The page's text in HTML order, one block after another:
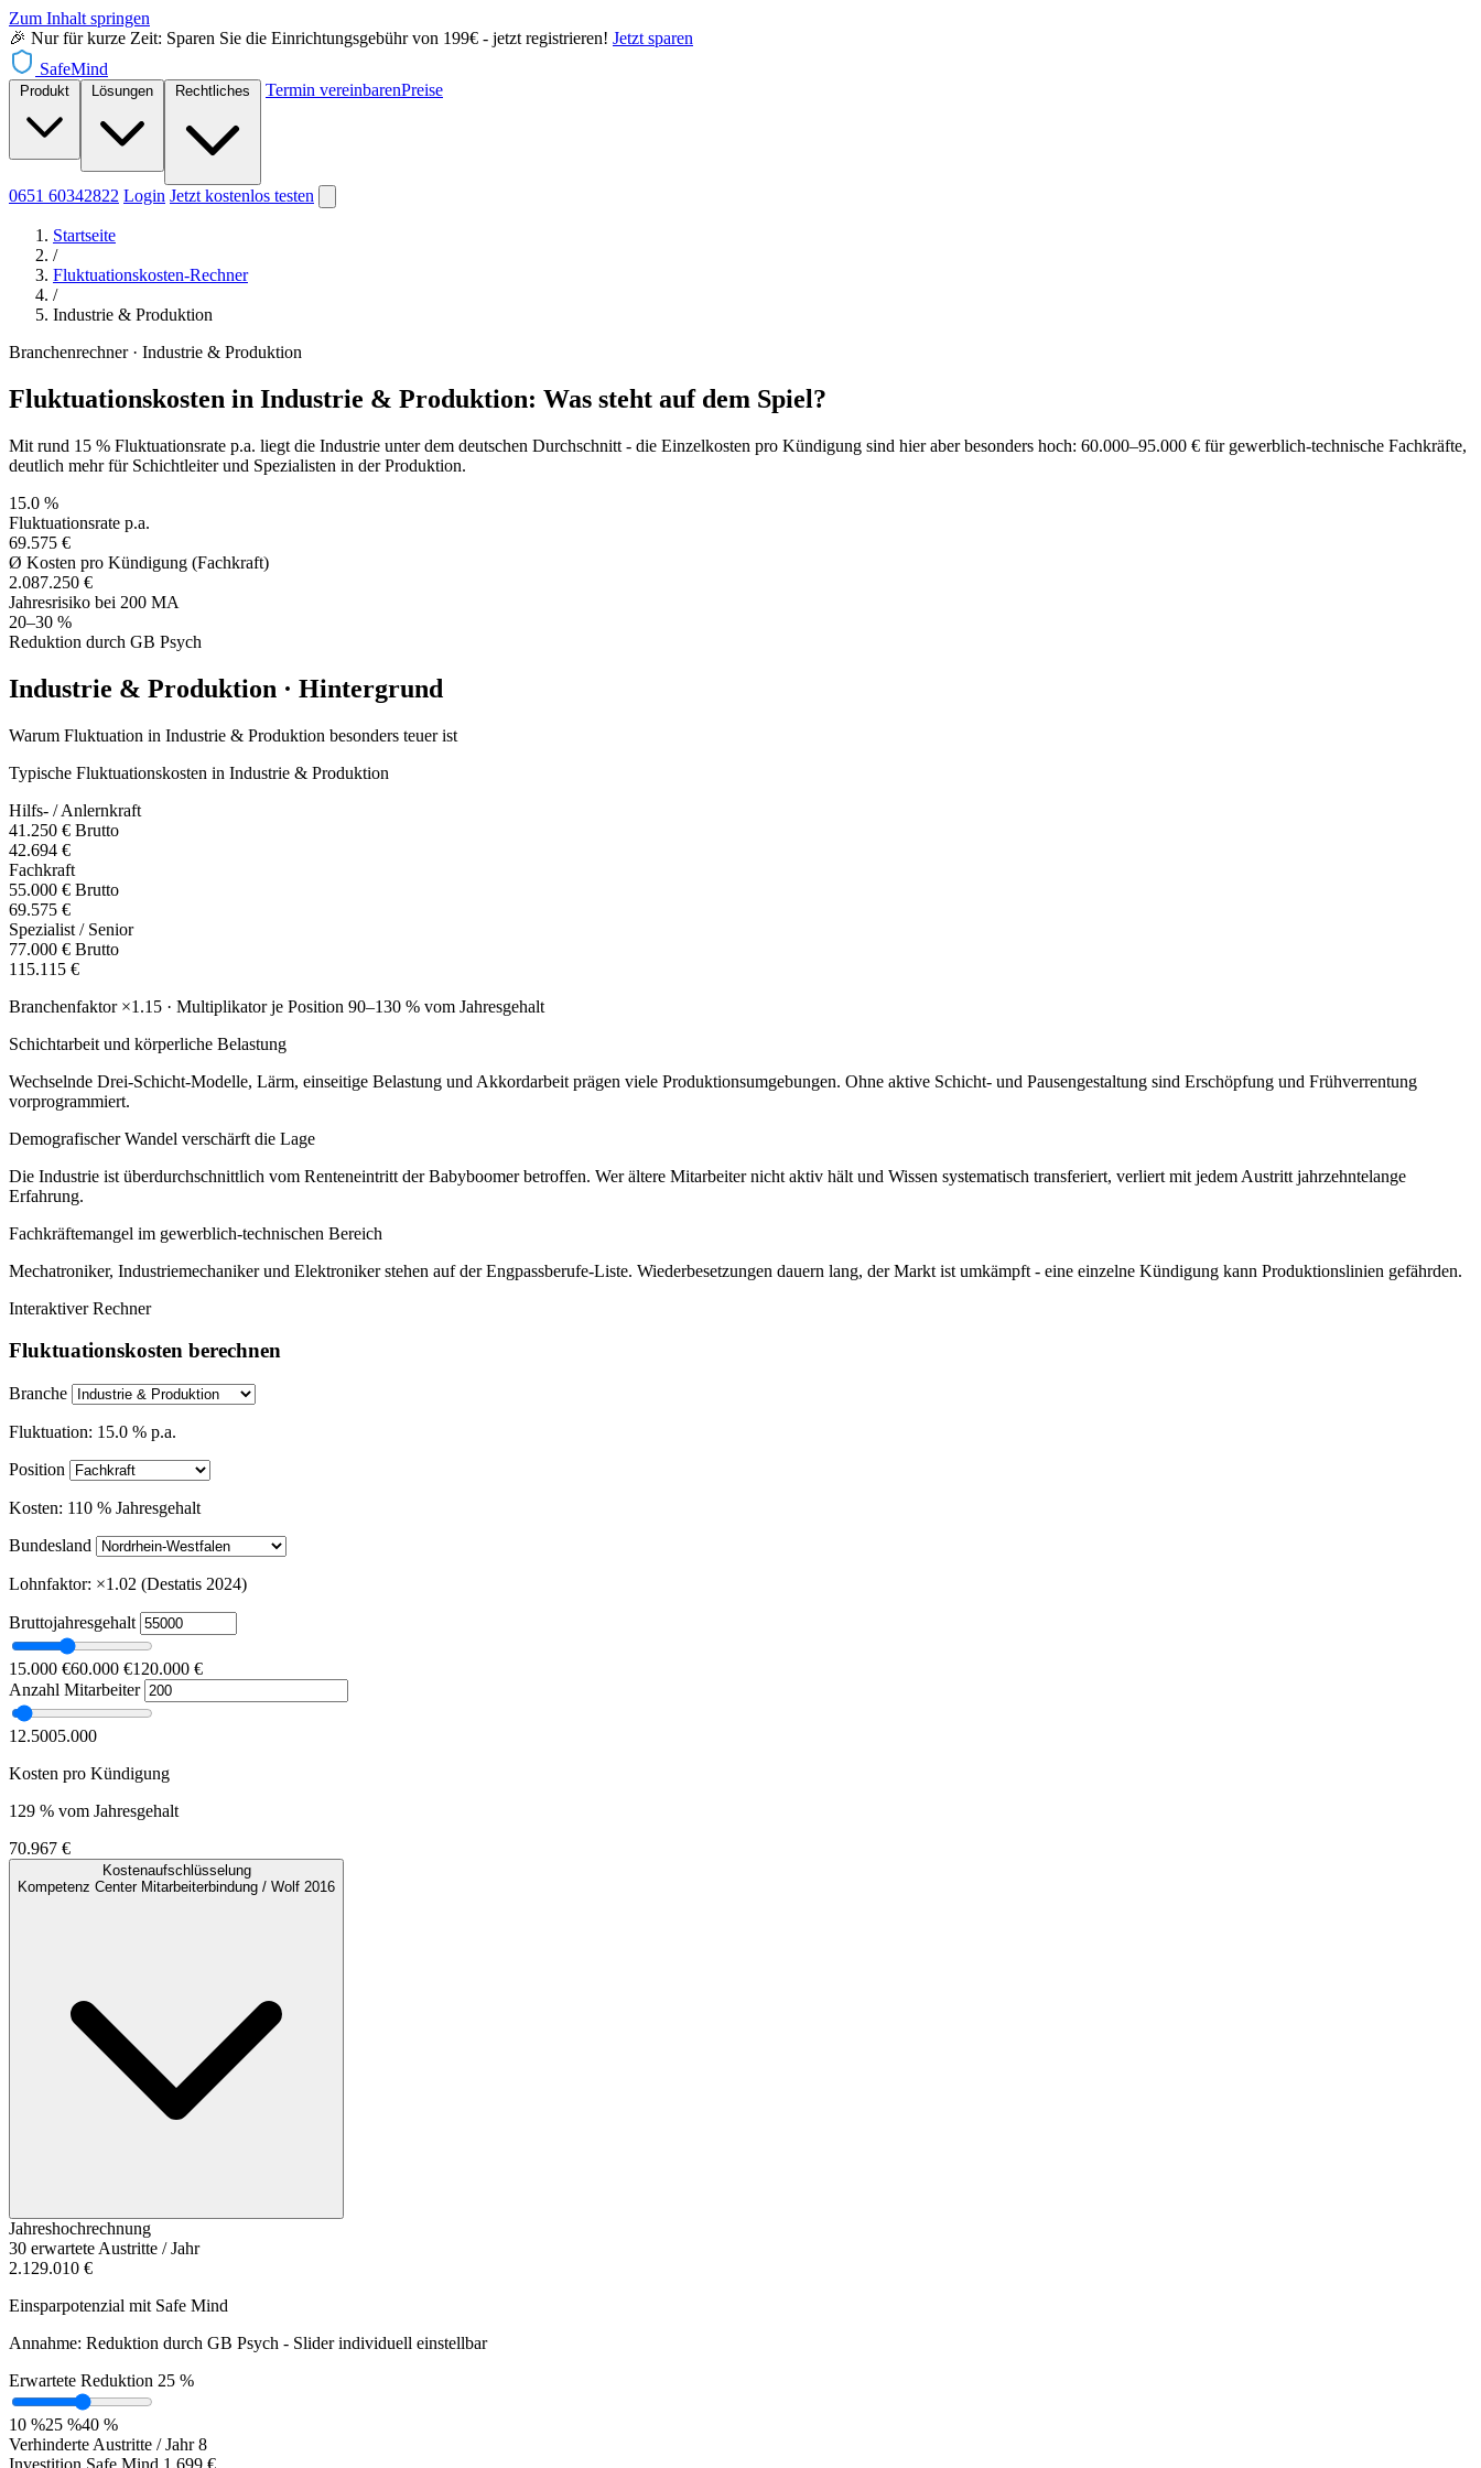
Zum Inhalt springen
🎉 Nur für kurze Zeit: Sparen Sie die Einrichtungsgebühr von 199€ - jetzt registrieren! Jetzt sparen
SafeMind
Termin vereinbarenPreise
0651 60342822 Login Jetzt kostenlos testen
Startseite
/
Fluktuationskosten-Rechner
/
Industrie & Produktion
Branchenrechner · Industrie & Produktion
Fluktuationskosten in Industrie & Produktion: Was steht auf dem Spiel?
Mit rund 15 % Fluktuationsrate p.a. liegt die Industrie unter dem deutschen Durchschnitt - die Einzelkosten pro Kündigung sind hier aber besonders hoch: 60.000–95.000 € für gewerblich-technische Fachkräfte,
deutlich mehr für Schichtleiter und Spezialisten in der Produktion.
15.0 %
Fluktuationsrate p.a.
69.575 €
Ø Kosten pro Kündigung (Fachkraft)
2.087.250 €
Jahresrisiko bei 200 MA
20–30 %
Reduktion durch GB Psych
Industrie & Produktion · Hintergrund
Warum Fluktuation in Industrie & Produktion besonders teuer ist
Typische Fluktuationskosten in Industrie & Produktion
Hilfs- / Anlernkraft
41.250 € Brutto
42.694 €
Fachkraft
55.000 € Brutto
69.575 €
Spezialist / Senior
77.000 € Brutto
115.115 €
Branchenfaktor ×1.15 · Multiplikator je Position 90–130 % vom Jahresgehalt
Schichtarbeit und körperliche Belastung
Wechselnde Drei-Schicht-Modelle, Lärm, einseitige Belastung und Akkordarbeit prägen viele Produktionsumgebungen. Ohne aktive Schicht- und Pausengestaltung sind Erschöpfung und Frühverrentung
vorprogrammiert.
Demografischer Wandel verschärft die Lage
Die Industrie ist überdurchschnittlich vom Renteneintritt der Babyboomer betroffen. Wer ältere Mitarbeiter nicht aktiv hält und Wissen systematisch transferiert, verliert mit jedem Austritt jahrzehntelange
Erfahrung.
Fachkräftemangel im gewerblich-technischen Bereich
Mechatroniker, Industriemechaniker und Elektroniker stehen auf der Engpassberufe-Liste. Wiederbesetzungen dauern lang, der Markt ist umkämpft - eine einzelne Kündigung kann Produktionslinien gefährden.
Interaktiver Rechner
Fluktuationskosten berechnen
Branche
Fluktuation: 15.0 % p.a.
Position
Kosten: 110 % Jahresgehalt
Bundesland
Lohnfaktor: ×1.02 (Destatis 2024)
Bruttojahresgehalt
15.000 €60.000 €120.000 €
Anzahl Mitarbeiter
1 2.5005.000
Kosten pro Kündigung
129 % vom Jahresgehalt
70.967 €
Kostenaufschlüsselung
Kompetenz Center Mitarbeiterbindung / Wolf 2016
Jahreshochrechnung
30 erwartete Austritte / Jahr
2.129.010 €
Einsparpotenzial mit Safe Mind
Annahme: Reduktion durch GB Psych - Slider individuell einstellbar
Erwartete Reduktion 25 %
10 %25 %40 %
Verhinderte Austritte / Jahr 8
Investition Safe Mind 1.699 €